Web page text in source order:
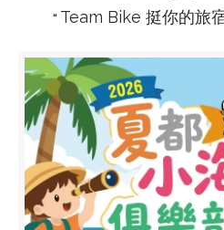
“ Team Bike 挺你的旅